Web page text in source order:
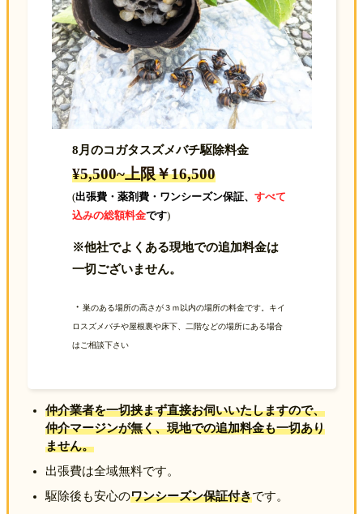
8月のコガタスズメバチ駆除料金
¥5,500~上限￥16,500
(出張費・薬剤費・ワンシーズン保証、すべて
込みの総額料金です)
※他社でよくある現地での追加料金は
一切ございません。
・巣のある場所の高さが３ｍ以内の場所の料金です。キイ
ロスズメバチや屋根裏や床下、二階などの場所にある場合
はご相談下さい
仲介業者を一切挟まず直接お伺いいたしますので、
仲介マージンが無く、現地での追加料金も一切あり
ません。
出張費は全域無料です。
駆除後も安心のワンシーズン保証付きです。